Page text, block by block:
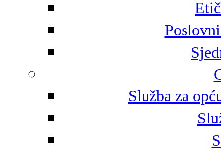
Služba za